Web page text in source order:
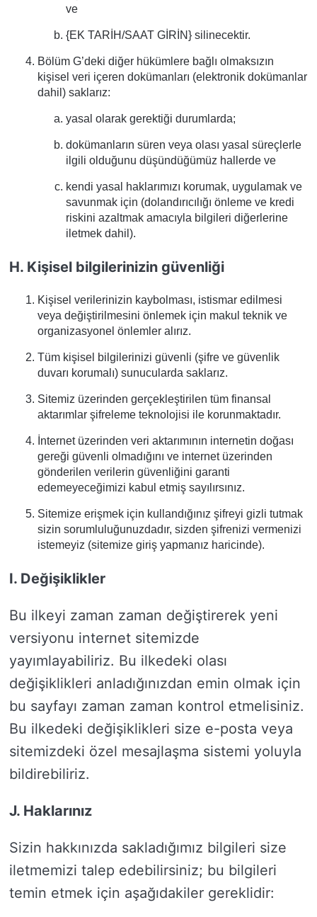
ve
{EK TARİH/SAAT GİRİN} silinecektir.
Bölüm G’deki diğer hükümlere bağlı olmaksızın
kişisel veri içeren dokümanları (elektronik dokümanlar
dahil) saklarız:
yasal olarak gerektiği durumlarda;
dokümanların süren veya olası yasal süreçlerle
ilgili olduğunu düşündüğümüz hallerde ve
kendi yasal haklarımızı korumak, uygulamak ve
savunmak için (dolandırıcılığı önleme ve kredi
riskini azaltmak amacıyla bilgileri diğerlerine
iletmek dahil).
H. Kişisel bilgilerinizin güvenliği
Kişisel verilerinizin kaybolması, istismar edilmesi
veya değiştirilmesini önlemek için makul teknik ve
organizasyonel önlemler alırız.
Tüm kişisel bilgilerinizi güvenli (şifre ve güvenlik
duvarı korumalı) sunucularda saklarız.
Sitemiz üzerinden gerçekleştirilen tüm finansal
aktarımlar şifreleme teknolojisi ile korunmaktadır.
İnternet üzerinden veri aktarımının internetin doğası
gereği güvenli olmadığını ve internet üzerinden
gönderilen verilerin güvenliğini garanti
edemeyeceğimizi kabul etmiş sayılırsınız.
Sitemize erişmek için kullandığınız şifreyi gizli tutmak
sizin sorumluluğunuzdadır, sizden şifrenizi vermenizi
istemeyiz (sitemize giriş yapmanız haricinde).
I. Değişiklikler
Bu ilkeyi zaman zaman değiştirerek yeni
versiyonu internet sitemizde
yayımlayabiliriz. Bu ilkedeki olası
değişiklikleri anladığınızdan emin olmak için
bu sayfayı zaman zaman kontrol etmelisiniz.
Bu ilkedeki değişiklikleri size e-posta veya
sitemizdeki özel mesajlaşma sistemi yoluyla
bildirebiliriz.
J. Haklarınız
Sizin hakkınızda sakladığımız bilgileri size
iletmemizi talep edebilirsiniz; bu bilgileri
temin etmek için aşağıdakiler gereklidir: